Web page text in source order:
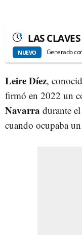
LAS CLAVES
NUEVO Generado
Leire Díez,
firmó en 2022 un
Navarra durante
cuando ocupaba